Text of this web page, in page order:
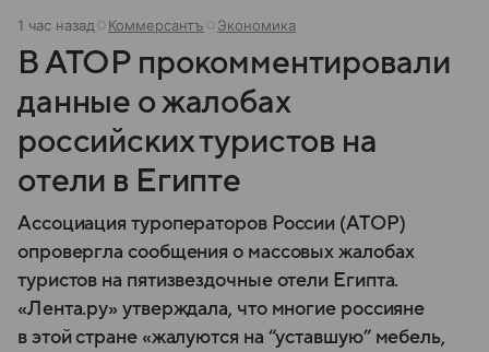
1 час назад Коммерсантъ Экономика
В АТОР прокомментировали
данные о жалобах
российских туристов на
отели в Египте
Ассоциация туроператоров России (АТОР)
опровергла сообщения о массовых жалобах
туристов на пятизвездочные отели Египта.
«Лента.ру» утверждала, что многие россияне
в этой стране «жалуются на “уставшую” мебель,